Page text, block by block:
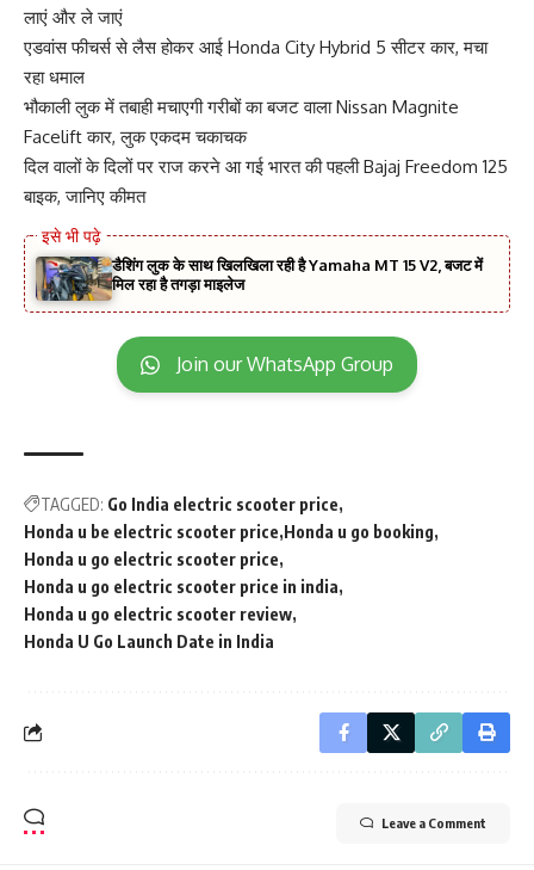
लाएं और ले जाएं
एडवांस फीचर्स से लैस होकर आई Honda City Hybrid 5 सीटर कार, मचा
रहा धमाल
भौकाली लुक में तबाही मचाएगी गरीबों का बजट वाला Nissan Magnite
Facelift कार, लुक एकदम चकाचक
दिल वालों के दिलों पर राज करने आ गई भारत की पहली Bajaj Freedom 125
बाइक, जानिए कीमत
डैशिंग लुक के साथ खिलखिला रही है Yamaha MT 15 V2, बजट में
मिल रहा है तगड़ा माइलेज
Join our WhatsApp Group
TAGGED: Go India electric scooter price
Honda u be electric scooter price Honda u go booking
Honda u go electric scooter price
Honda u go electric scooter price in india
Honda u go electric scooter review
Honda U Go Launch Date in India
Leave a Comment